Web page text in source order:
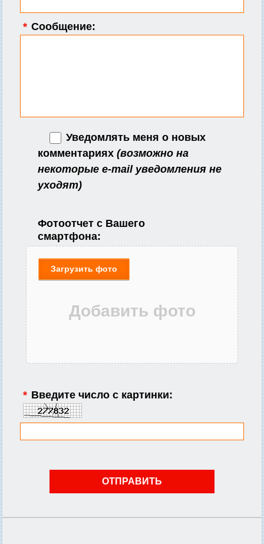
* Сообщение:
Уведомлять меня о новых
комментариях (возможно на
некоторые e-mail уведомления не
уходят)
Фотоотчет с Вашего
смартфона:
Загрузить фото
* Введите число с картинки: